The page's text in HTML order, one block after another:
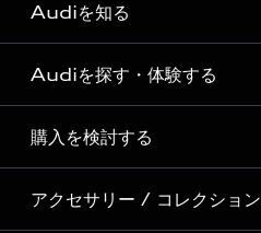
Audiを知る
Audi ブランド
Story of Progress
Audi Sport
Formula 1®
Audiを探す・体験する
ディーラー検索
新車在庫検索
購入を検討する
モデル一覧
アクセサリー / コレクション